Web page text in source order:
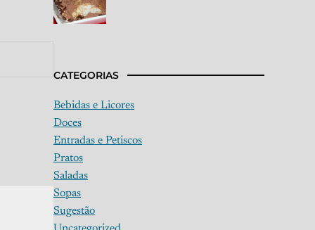
CATEGORIAS
Bebidas e Licores
Doces
Entradas e Petiscos
Pratos
Saladas
Sopas
Sugestão